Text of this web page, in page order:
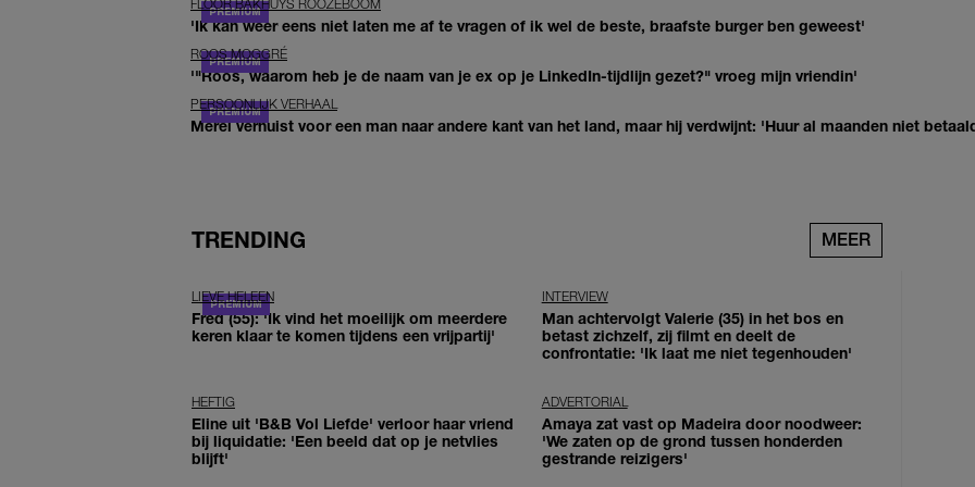
FLOOR BAKHUYS ROOZEBOOM
'Ik kan weer eens niet laten me af te vragen of ik wel de beste, braafste burger ben geweest'
ROOS MOGGRÉ
'"Roos, waarom heb je de naam van je ex op je LinkedIn-tijdlijn gezet?" vroeg mijn vriendin'
PERSOONLIJK VERHAAL
Merel verhuist voor een man naar andere kant van het land, maar hij verdwijnt: 'Huur al maanden niet
TRENDING MEER
LIEVE HELEEN
Fred (55): 'Ik vind het moeilijk om meerdere
keren klaar te komen tijdens een vrijpartij'
INTERVIEW
Man achtervolgt Valerie (35) in het bos en
betast zichzelf, zij filmt en deelt de
confrontatie: 'Ik laat me niet tegenhouden'
HEFTIG
Eline uit 'B&B Vol Liefde' verloor haar vriend
bij liquidatie: 'Een beeld dat op je netvlies
blijft'
ADVERTORIAL
Amaya zat vast op Madeira door noodweer:
'We zaten op de grond tussen honderden
gestrande reizigers'